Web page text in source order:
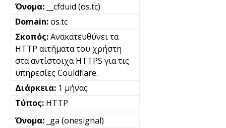
__cfduid (os.tc)
os.tc
Ανακατευθύνει τα
HTTP αιτήματα του χρήστη
στα αντίστοιχα HTTPS για τις
υπηρεσίες Couldflare.
1 μήνας
HTTP
_ga (onesignal)